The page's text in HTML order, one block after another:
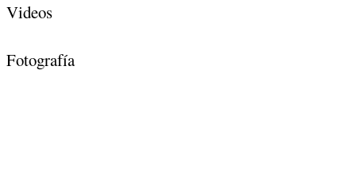
Videos
Fotografía